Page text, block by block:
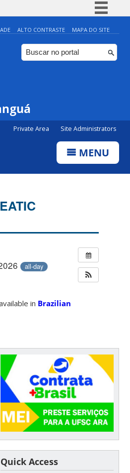
Simplifique!
Comunica BR
Participe
ALTO CONTRASTE MAPA DO SITE
Private Area Site Administrators
MENU
all-day
in Brazilian
Quick Access